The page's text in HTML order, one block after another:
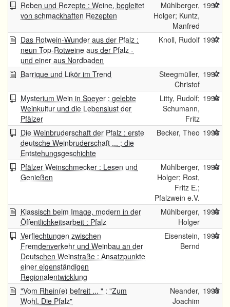
Reben und Rezepte : Weine, begleitet
von schmackhaften Rezepten
Mühlberger,
Holger; Kuntz,
Manfred
1997
Das Rotwein-Wunder aus der Pfalz :
neun Top-Rotweine aus der Pfalz -
und einer aus Nordbaden
Knoll, Rudolf 1997
Barrique und Likör im Trend
Steegmüller,
Christof
1997
Mysterium Wein in Speyer : gelebte
Weinkultur und die Lebenslust der
Pfälzer
Litty, Rudolf;
Schumann,
Fritz
1996
Die Weinbruderschaft der Pfalz : erste
deutsche Weinbruderschaft ... ; die
Entstehungsgeschichte
Becker, Theo 1996
Pfälzer Weinschmecker : Lesen und
Genießen
Mühlberger,
Holger; Rost,
Fritz E.;
Pfalzwein e.V.
1996
Klassisch beim Image, modern in der
Öffentlichkeitsarbeit : Pfalz
Mühlberger,
Holger
1996
Verflechtungen zwischen
Fremdenverkehr und Weinbau an der
Deutschen Weinstraße : Ansatzpunkte
einer eigenständigen
Regionalentwicklung
Eisenstein,
Bernd
1996
"Vom Rhein(e) befreit ... " : "Zum
Wohl. Die Pfalz"
Neander,
Joachim
1995